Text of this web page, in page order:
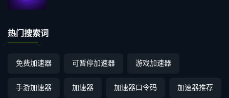
热门搜索词
免费加速器 可暂停加速器 游戏加速器
手游加速器 加速器 加速器口令码 加速器推荐